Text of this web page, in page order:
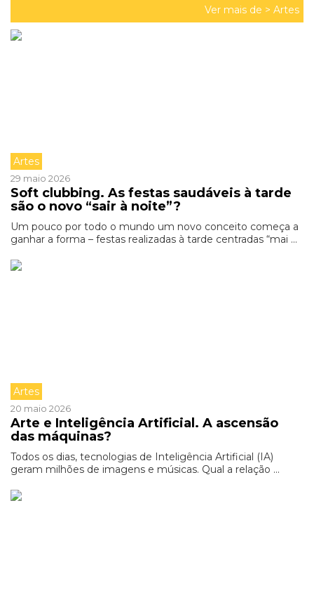
Ver mais de > Artes
Artes
29 maio 2026
Soft clubbing. As festas saudáveis à tarde
são o novo “sair à noite”?
Um pouco por todo o mundo um novo conceito começa a
ganhar a forma – festas realizadas à tarde centradas “mai ...
Artes
20 maio 2026
Arte e Inteligência Artificial. A ascensão
das máquinas?
Todos os dias, tecnologias de Inteligência Artificial (IA)
geram milhões de imagens e músicas. Qual a relação ...